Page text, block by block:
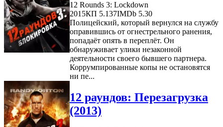
12 Rounds 3: Lockdown
2015КП 5.137IMDb 5.30
Полицейский, который вернулся на службу
оправившись от огнестрельного ранения,
попадаёт опять в переплёт. Он
обнаруживает улики незаконной
деятельности своего бывшего партнера.
Коррумпированные копы не остановятся
ни пе...
12 раундов: Перезагрузка
(2013)